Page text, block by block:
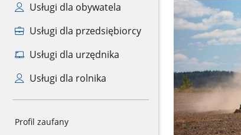
Usługi dla obywatela
Usługi dla przedsiębiorcy
Usługi dla urzędnika
Usługi dla rolnika
Profil zaufany